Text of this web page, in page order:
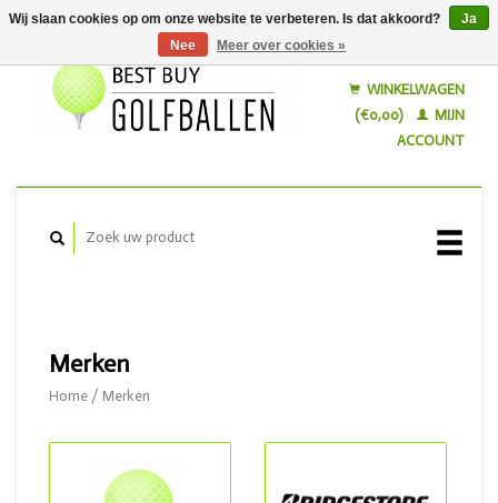
WINKELWAGEN
(€0,00)
MIJN
ACCOUNT
Merken
Home / Merken
Wij slaan cookies op om onze website te verbeteren. Is dat akkoord?
Ja
Nee
Meer over cookies »